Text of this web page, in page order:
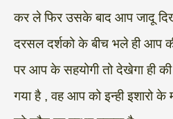
कर ले फिर उसके बाद आप जादू
दरसल दर्शको के बीच भले ही आप
पर आप के सहयोगी तो देखेगा ही
गया है , वह आप को इन्ही इशारो